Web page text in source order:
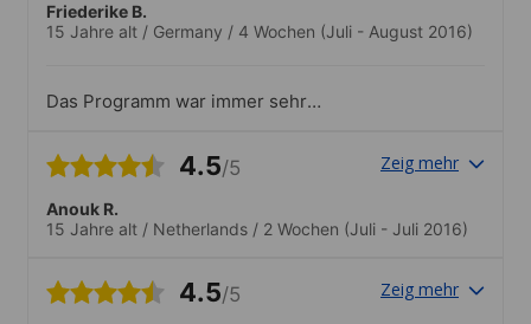
Friederike B.
15 Jahre alt / Germany / 4 Wochen (Juli - August 2016)
Das Programm war immer sehr
tolle Atmosphäre.4.5/5 Zeig mehr
Anouk R.
15 Jahre alt / Netherlands / 2 Wochen (Juli - Juli 2016)
4.5/5 Zeig mehr